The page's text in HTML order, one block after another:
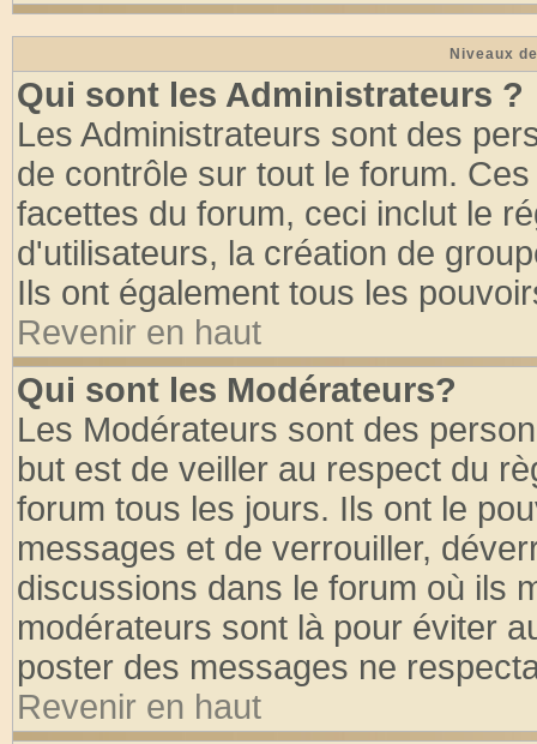
Niveaux
Qui sont les Administrateurs ?
Les Administrateurs sont des
de contrôle sur tout le forum.
facettes du forum, ceci inclut le
d'utilisateurs, la création de
Ils ont également tous les
Revenir en haut
Qui sont les Modérateurs?
Les Modérateurs sont des
but est de veiller au respect du
forum tous les jours. Ils ont le
messages et de verrouiller,
discussions dans le forum où ils
modérateurs sont là pour éviter
poster des messages ne
Revenir en haut